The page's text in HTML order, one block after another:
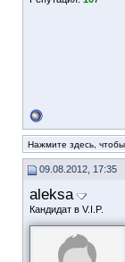
Нажмите здесь,
09.08.2012, 17:35
aleksa
Кандидат в V.I.P.